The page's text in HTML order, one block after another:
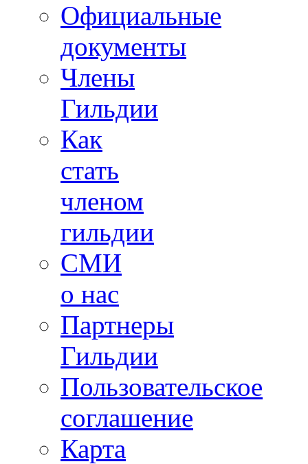
Официальные
документы
Члены
Гильдии
Как
стать
членом
гильдии
СМИ
о нас
Партнеры
Гильдии
Пользовательское
соглашение
Карта